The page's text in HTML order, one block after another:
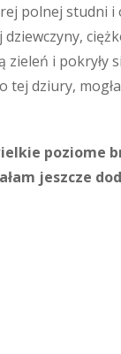
polnej studni i
i pokryły
tej dziury,
poziome
jeszcze